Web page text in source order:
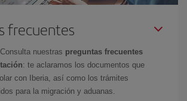
frecuentes
nuestras preguntas frecuentes
: te aclaramos los documentos que
con Iberia, así como los trámites
para la migración y aduanas.